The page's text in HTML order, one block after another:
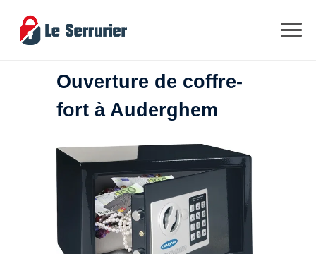
Ouverture de coffre-
fort à Auderghem